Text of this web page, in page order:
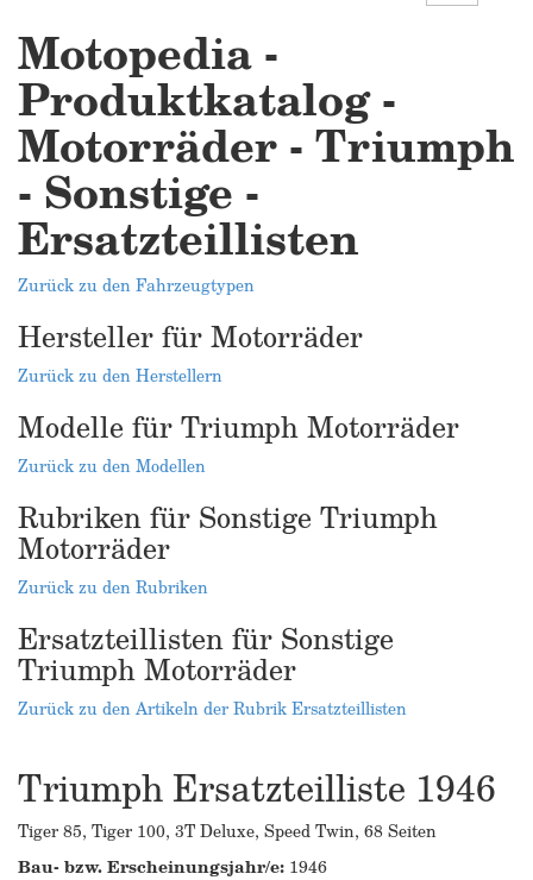
Motopedia -
Produktkatalog -
Motorräder - Triumph
- Sonstige -
Ersatzteillisten
Zurück zu den Fahrzeugtypen
Hersteller für Motorräder
Zurück zu den Herstellern
Modelle für Triumph Motorräder
Zurück zu den Modellen
Rubriken für Sonstige Triumph
Motorräder
Zurück zu den Rubriken
Ersatzteillisten für Sonstige
Triumph Motorräder
Zurück zu den Artikeln der Rubrik Ersatzteillisten
Triumph Ersatzteilliste 1946
Tiger 85, Tiger 100, 3T Deluxe, Speed Twin, 68 Seiten
Bau- bzw. Erscheinungsjahr/e: 1946